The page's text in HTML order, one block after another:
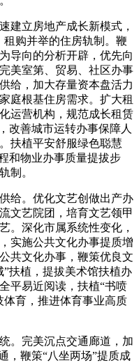
立房地产成长新模式，
租购并举的住房轨制。鞭
导向的分析开辟，优先向
美室第、贸易、社区办事
给，加大存量资本盘活力
庭根基住房需求。扩大租
运营机构，规范成长租赁
改善城市运转办事保障人
扶植平安舒服绿色聪慧
和物业办事质量提拔步
制。
。优化文艺创做出产办
文艺院团，培育文艺领甲
。深化市属系统性变化，
实施公共文化办事提质增
共文化办事，鞭策优良文
扶植，提拔美术馆扶植办
平易近阅读，扶植“书喷
体育，推进体育事业高质
完美沉点交通廊道，加
，鞭策“八坐两场”提质成